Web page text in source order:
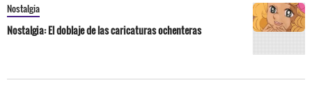
Nostalgia
Nostalgia: El doblaje de las caricaturas ochenteras